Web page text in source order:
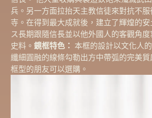
兵。另一方面拉抬天主教信徒來對抗不
寺。在得到最大成就後，建立了輝煌的
ス長期跟隨信長並以他外國人的客觀角
史料。鏡框特色： 本框的設計以文化人
纖細圓融的線條勾勒出方中帶弧的完美
框型的朋友可以選購。